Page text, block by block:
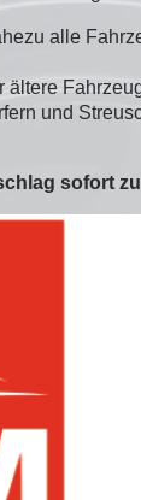
alle
ältere
und
sofort